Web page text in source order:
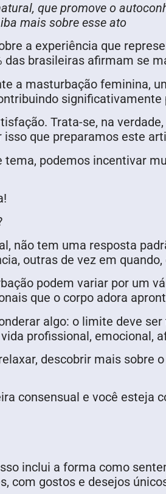
que promove o
mais sobre esse ato
a experiência que
brasileiras afirmam se
a masturbação feminina,
Trata-se, na
que preparamos este
podemos incentivar
não tem uma resposta
outras de vez em
podem variar por um
que o corpo adora
algo: o limite deve
profissional, emocional,
descobrir mais sobre
consensual e você esteja
inclui a forma como
com gostos e desejos